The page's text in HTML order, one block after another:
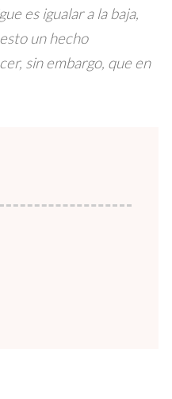
es igualar a la baja,
un hecho
sin embargo, que en